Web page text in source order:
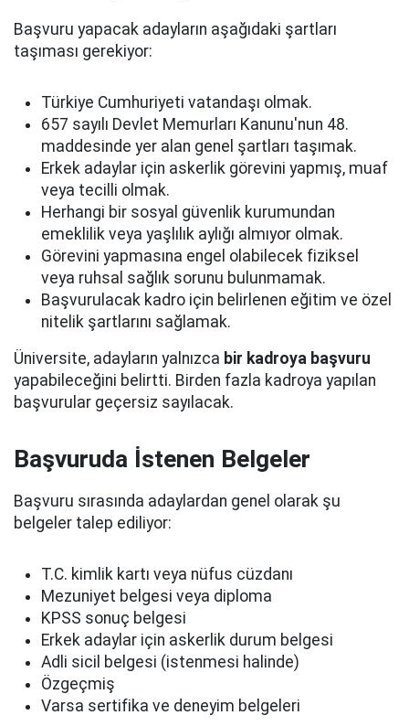
Başvuru yapacak adayların aşağıdaki şartları
taşıması gerekiyor:
Türkiye Cumhuriyeti vatandaşı olmak.
657 sayılı Devlet Memurları Kanunu'nun 48.
maddesinde yer alan genel şartları taşımak.
Erkek adaylar için askerlik görevini yapmış, muaf
veya tecilli olmak.
Herhangi bir sosyal güvenlik kurumundan
emeklilik veya yaşlılık aylığı almıyor olmak.
Görevini yapmasına engel olabilecek fiziksel
veya ruhsal sağlık sorunu bulunmamak.
Başvurulacak kadro için belirlenen eğitim ve özel
nitelik şartlarını sağlamak.
Üniversite, adayların yalnızca bir kadroya başvuru
yapabileceğini belirtti. Birden fazla kadroya yapılan
başvurular geçersiz sayılacak.
Başvuruda İstenen Belgeler
Başvuru sırasında adaylardan genel olarak şu
belgeler talep ediliyor:
T.C. kimlik kartı veya nüfus cüzdanı
Mezuniyet belgesi veya diploma
KPSS sonuç belgesi
Erkek adaylar için askerlik durum belgesi
Adli sicil belgesi (istenmesi halinde)
Özgeçmiş
Varsa sertifika ve deneyim belgeleri